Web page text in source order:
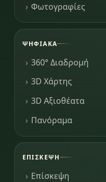
Φωτογραφίες
ΨΗΦΙΑΚΆ
360° Διαδρομή
3D Χάρτης
3D Αξιοθέατα
Πανόραμα
ΕΠΊΣΚΕΨΗ
Επίσκεψη